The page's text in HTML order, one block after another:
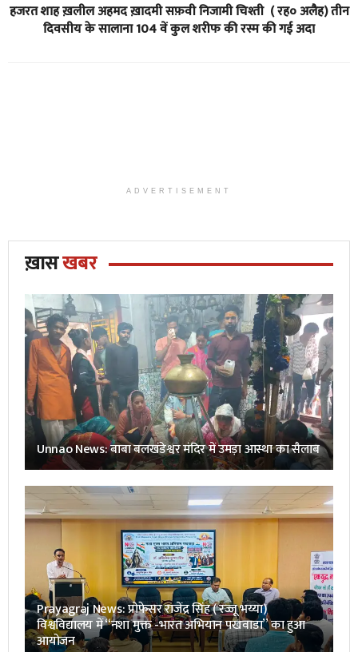
हजरत शाह ख़लील अहमद ख़ादमी सफ़वी निजामी चिश्ती ( रह० अलैह) तीन
दिवसीय के सालाना 104 वें कुल शरीफ की रस्म की गई अदा
ADVERTISEMENT
ख़ासखबर
Unnao News: बाबा बलखंडेश्वर मंदिर में उमड़ा आस्था का सैलाब
Prayagraj News: प्रोफेसर राजेंद्र सिंह ( रज्जू भय्या)
विश्वविद्यालय में “नशा मुक्त -भारत अभियान पखवाडा” का हुआ
आयोजन